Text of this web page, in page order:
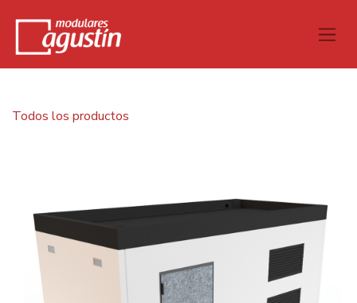
Todos los productos